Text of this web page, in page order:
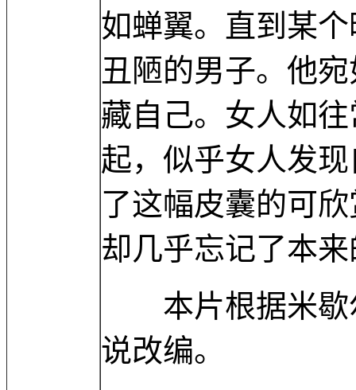
如蝉翼。直到某
丑陋的男子。他
藏自己。女人如
起，似乎女人发
了这幅皮囊的可
却几乎忘记了本
本片根据米歇尔
说改编。